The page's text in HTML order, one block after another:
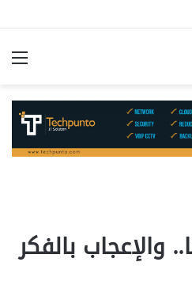
والإعجاب بالفكر